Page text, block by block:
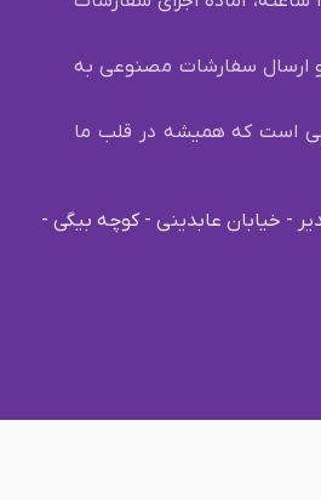
و ارسال سفارشات مصنوعی به
است که همیشه در قلب ما
- خیابان عابدینی - کوچه بیگی -